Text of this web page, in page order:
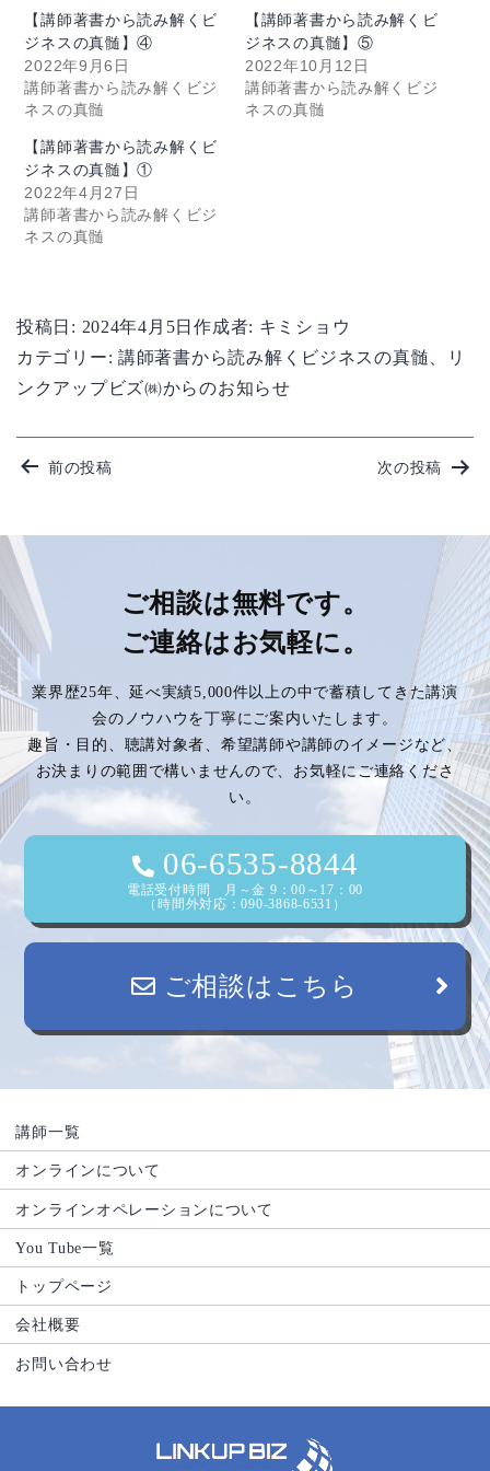
【講師著書から読み解くビ
ジネスの真髄】④
2022年9月6日
講師著書から読み解くビジ
ネスの真髄
【講師著書から読み解くビ
ジネスの真髄】⑤
2022年10月12日
講師著書から読み解くビジ
ネスの真髄
【講師著書から読み解くビ
ジネスの真髄】①
2022年4月27日
講師著書から読み解くビジ
ネスの真髄
投稿日: 2024年4月5日作成者: キミショウ
カテゴリー:講師著書から読み解くビジネスの真髄
リ
ンクアップビズ㈱からのお知らせ
投
ナ
ビ
ゲ
ー
シ
ョ
ン
前の投稿 次の投稿
ご相談は無料です。
ご連絡はお気軽に。
業界歴25年、延べ実績5,000件以上の中で蓄積してきた講演
会のノウハウを丁寧にご案内いたします。
趣旨・目的、聴講対象者、希望講師や講師のイメージなど、
お決まりの範囲で構いませんので、お気軽にご連絡くださ
い。
06-6535-8844
電話受付時間 月～金 9：00～17：00
（時間外対応：090-3868-6531）
ご相談はこちら
講師一覧
オンラインについて
オンラインオペレーションについて
You Tube一覧
トップページ
会社概要
お問い合わせ